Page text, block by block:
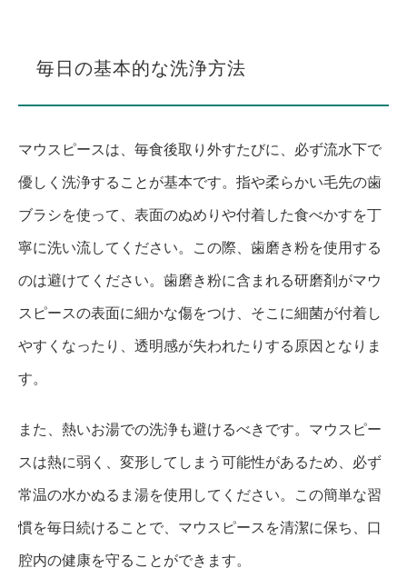
毎日の基本的な洗浄方法
マウスピースは、毎食後取り外すたびに、必ず流水下で
優しく洗浄することが基本です。指や柔らかい毛先の歯
ブラシを使って、表面のぬめりや付着した食べかすを丁
寧に洗い流してください。この際、歯磨き粉を使用する
のは避けてください。歯磨き粉に含まれる研磨剤がマウ
スピースの表面に細かな傷をつけ、そこに細菌が付着し
やすくなったり、透明感が失われたりする原因となりま
す。
また、熱いお湯での洗浄も避けるべきです。マウスピー
スは熱に弱く、変形してしまう可能性があるため、必ず
常温の水かぬるま湯を使用してください。この簡単な習
慣を毎日続けることで、マウスピースを清潔に保ち、口
腔内の健康を守ることができます。